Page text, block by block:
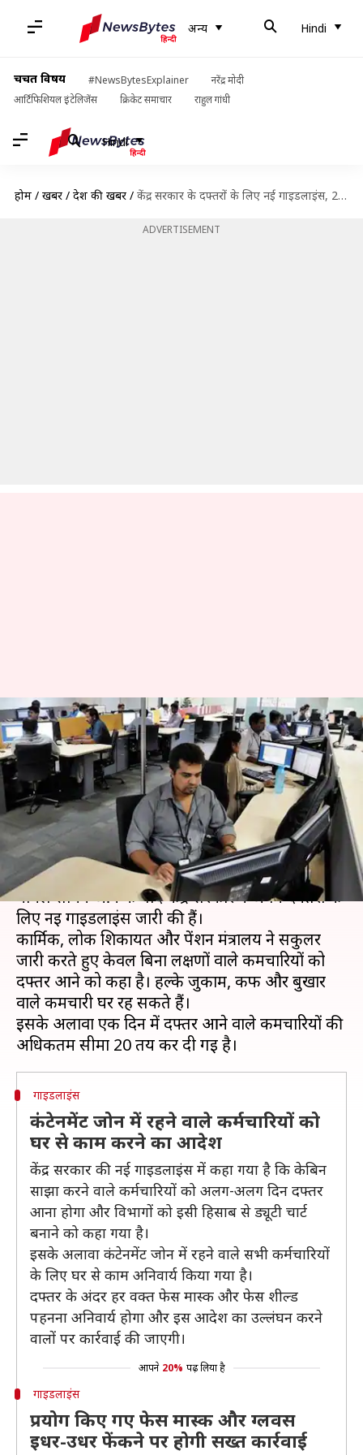
अन्य Hindi
चर्चित विषय #NewsBytesExplainer
नरेंद्र मोदी
आर्टिफिशियल इंटेलिजेंस
क्रिकेट समाचार राहुल गांधी
Hindi
होम / खबरें / देश की खबरें / केंद्र सरकार के दफ्तरों के लिए नई गाइडलाइंस, 20 से अधिक कर्मचारियों के आने पर पाबंदी
ADVERTISEMENT
केंद्र सरकार के दफ्तरों के लिए नई
गाइडलाइंस, 20 से अधिक
कर्मचारियों के आने पर पाबंदी
लेखन मुकुल तोमर Jun 09, 2020 02:06 pm
क्या है खबर?
अपने कई मंत्रालयों और विभागों में कोरोना वायरस के
मामले सामने आने के बाद केंद्र सरकार ने अपने दफ्तरों के
लिए नई गाइडलाइंस जारी की हैं।
कार्मिक, लोक शिकायत और पेंशन मंत्रालय ने सर्कुलर
जारी करते हुए केवल बिना लक्षणों वाले कर्मचारियों को
दफ्तर आने को कहा है। हल्के जुकाम, कफ और बुखार
वाले कर्मचारी घर रह सकते हैं।
इसके अलावा एक दिन में दफ्तर आने वाले कर्मचारियों की
गाइडलाइंस
कंटेनमेंट जोन में रहने वाले कर्मचारियों को
घर से काम करने का आदेश
केंद्र सरकार की नई गाइडलाइंस में कहा गया है कि केबिन
साझा करने वाले कर्मचारियों को अलग-अलग दिन दफ्तर
आना होगा और विभागों को इसी हिसाब से ड्यूटी चार्ट
बनाने को कहा गया है।
इसके अलावा कंटेनमेंट जोन में रहने वाले सभी कर्मचारियों
के लिए घर से काम अनिवार्य किया गया है।
दफ्तर के अंदर हर वक्त फेस मास्क और फेस शील्ड
पहनना अनिवार्य होगा और इस आदेश का उल्लंघन करने
वालों पर कार्रवाई की जाएगी।
आपने 20% पढ़ लिया है
गाइडलाइंस
प्रयोग किए गए फेस मास्क और ग्लवस
इधर-उधर फेंकने पर होगी सख्त कार्रवाई